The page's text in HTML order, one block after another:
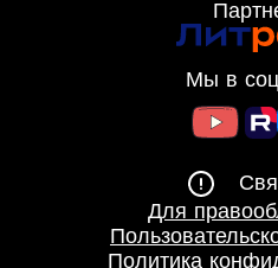
Мы в соц
Для
Политика